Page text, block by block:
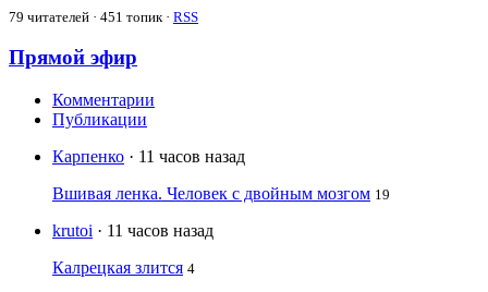
79 читателей · 451 топик · RSS
Прямой эфир
Комментарии
Публикации
Карпенко · 11 часов назад
Вшивая ленка. Человек с двойным мозгом 19
krutoi · 11 часов назад
Калрецкая злится 4